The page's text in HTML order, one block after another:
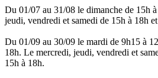
Du 01/07 au 31/08 le dimanche de 15h
jeudi, vendredi et samedi de 15h à 18h
Du 01/09 au 30/09 le mardi de 9h15 à
18h. Le mercredi, jeudi, vendredi et
15h à 18h.